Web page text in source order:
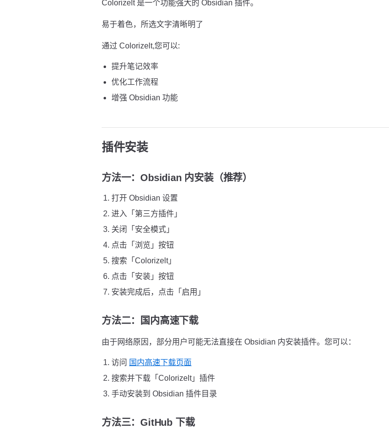
Colorizelt 是一个功能强大的 Obsidian 插件。
易于着色，所选文字清晰明了
通过 Colorizelt,您可以:
提升笔记效率
优化工作流程
增强 Obsidian 功能
插件安装
方法一：Obsidian 内安装（推荐）
打开 Obsidian 设置
进入「第三方插件」
关闭「安全模式」
点击「浏览」按钮
搜索「Colorizelt」
点击「安装」按钮
安装完成后，点击「启用」
方法二：国内高速下载
由于网络原因，部分用户可能无法直接在 Obsidian 内安装插件。您可以：
访问 国内高速下载页面
搜索并下载「Colorizelt」插件
手动安装到 Obsidian 插件目录
方法三：GitHub 下载